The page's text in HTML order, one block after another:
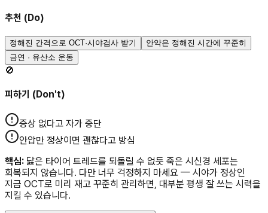
추천 (Do)
정해진 간격으로 OCT·시야검사 받기
안약은 정해진 시간에 꾸준히
금연 · 유산소 운동
🚫
피하기 (Don't)
증상 없다고 자가 중단
안압만 정상이면 괜찮다고 방심
핵심: 닳은 타이어 트레드를 되돌릴 수 없듯 죽은 시신경 세포는
회복되지 않습니다. 다만 너무 걱정하지 마세요 — 시야가 정상인
지금 OCT로 미리 재고 꾸준히 관리하면, 대부분 평생 잘 쓰는 시력을
지킬 수 있습니다.